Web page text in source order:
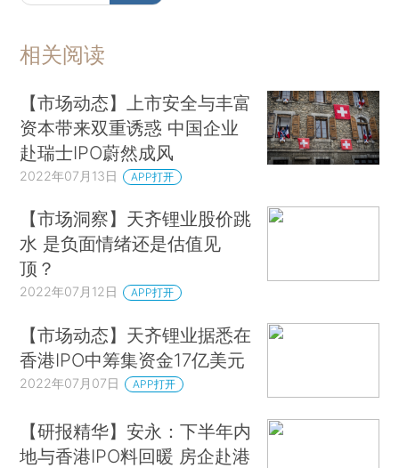
相关阅读
【市场动态】上市安全与丰富
资本带来双重诱惑 中国企业
赴瑞士IPO蔚然成风
2022年07月13日 APP打开
【市场洞察】天齐锂业股价跳
水 是负面情绪还是估值见
顶？
2022年07月12日 APP打开
【市场动态】天齐锂业据悉在
香港IPO中筹集资金17亿美元
2022年07月07日 APP打开
【研报精华】安永：下半年内
地与香港IPO料回暖 房企赴港